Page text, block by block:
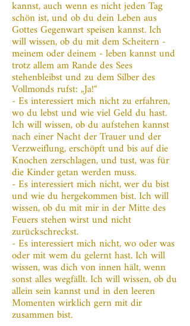
kannst, auch wenn es nicht jeden Tag
schön ist, und ob du dein Leben aus
Gottes Gegenwart speisen kannst. Ich
will wissen, ob du mit dem Scheitern -
meinem oder deinem - leben kannst und
trotz allem am Rande des Sees
stehenbleibst und zu dem Silber des
Vollmonds rufst: „Ja!“
- Es interessiert mich nicht zu erfahren,
wo du lebst und wie viel Geld du hast.
Ich will wissen, ob du aufstehen kannst
nach einer Nacht der Trauer und der
Verzweiflung, erschöpft und bis auf die
Knochen zerschlagen, und tust, was für
die Kinder getan werden muss.
- Es interessiert mich nicht, wer du bist
und wie du hergekommen bist. Ich will
wissen, ob du mit mir in der Mitte des
Feuers stehen wirst und nicht
zurückschreckst.
- Es interessiert mich nicht, wo oder was
oder mit wem du gelernt hast. Ich will
wissen, was dich von innen hält, wenn
sonst alles wegfällt. Ich will wissen, ob du
allein sein kannst und in den leeren
Momenten wirklich gern mit dir
zusammen bist.